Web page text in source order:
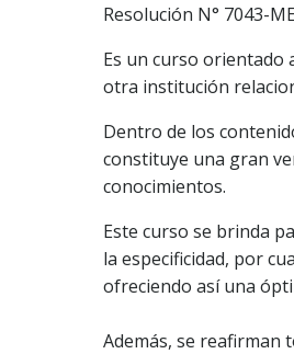
Resolución N° 7043-
Es un curso orientado
otra institución
Dentro de los
constituye una gran
conocimientos.
Este curso se brinda
la especificidad, por
ofreciendo así una
Además, se reafirman